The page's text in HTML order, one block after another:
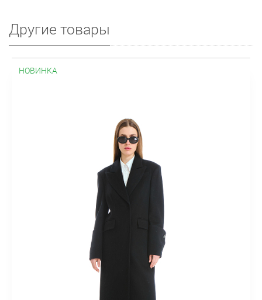
Другие товары
НОВИНКА